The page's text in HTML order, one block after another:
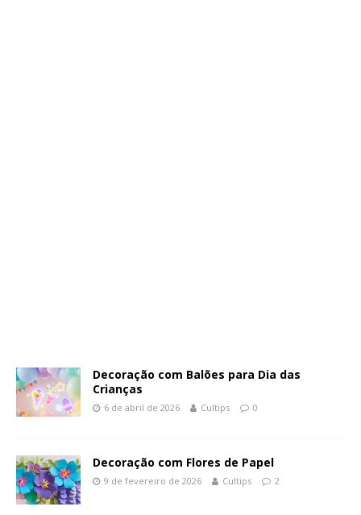
Decoração com Balões para Dia das
Crianças
6 de abril de 2026 Cultips 0
Decoração com Flores de Papel
9 de fevereiro de 2026 Cultips 2